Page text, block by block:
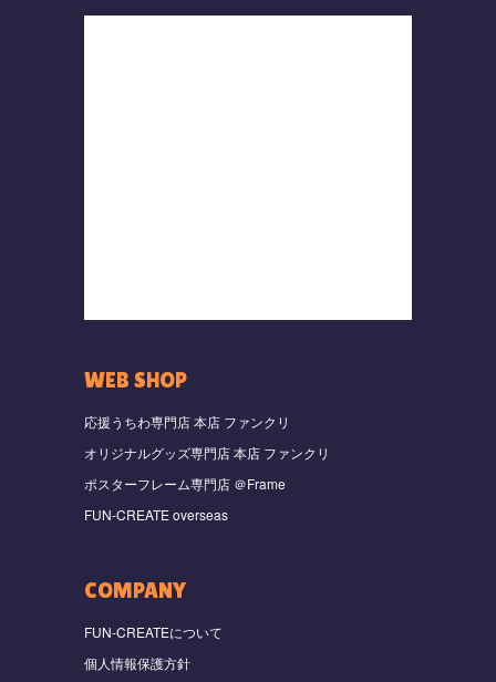
WEB SHOP
応援うちわ専門店 本店 ファンクリ
オリジナルグッズ専門店 本店 ファンクリ
ポスターフレーム専門店 ＠Frame
FUN-CREATE overseas
COMPANY
FUN-CREATEについて
個人情報保護方針